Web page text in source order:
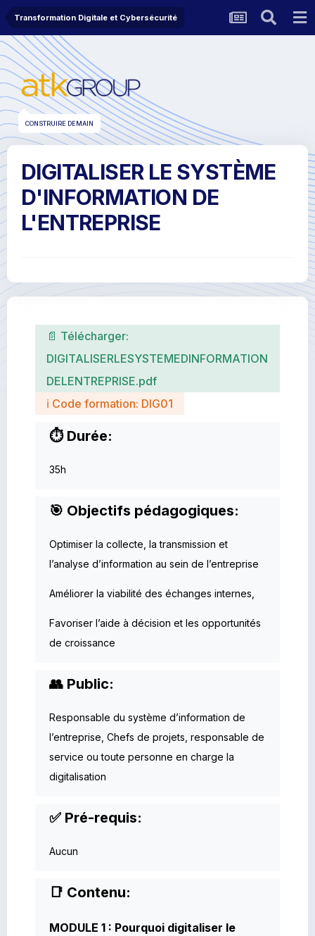
Transformation Digitale et Cybersécurité
CONSTRUIRE DEMAIN
DIGITALISER LE SYSTÈME
D'INFORMATION DE
L'ENTREPRISE
📄 Télécharger:
DIGITALISERLESYSTEMEDINFORMATION
DELENTREPRISE.pdf
ℹ Code formation: DIG01
⏱ Durée:
35h
🎯 Objectifs pédagogiques:
Optimiser la collecte, la transmission et
l’analyse d’information au sein de l’entreprise
Améliorer la viabilité des échanges internes,
Favoriser l’aide à décision et les opportunités
de croissance
👥 Public:
Responsable du système d’information de
l’entreprise, Chefs de projets, responsable de
service ou toute personne en charge la
digitalisation
✅ Pré-requis:
Aucun
📑 Contenu:
MODULE 1 : Pourquoi digitaliser le